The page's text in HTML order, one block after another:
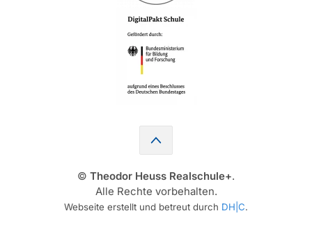
© Theodor Heuss Realschule+.
Alle Rechte vorbehalten.
Webseite erstellt und betreut durch DH|C.